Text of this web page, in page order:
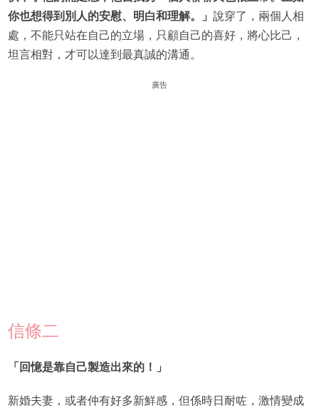
你也想得到別人的安慰、明白和理解。」 說穿了，兩個人相
處，不能只站在自己的立場，只顧自己的喜好，將心比己，
坦言相對，才可以達到最真誠的溝通。
廣告
信條二
「回憶是靠自己製造出來的！」
新婚夫妻，或者仲有好多新鮮感，但係時日耐咗，激情變成